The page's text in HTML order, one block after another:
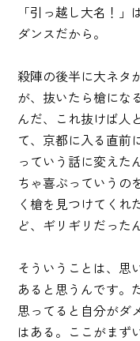
「引っ越し大名！」
ダンスだから。
殺陣の後半に大ネタ
が、抜いたら槍にな
んだ、これ抜けば人
て、京都に入る直前
っていう話に変えた
ちゃ喜ぶっていうの
く槍を見つけてくれ
ど、ギリギリだった
そういうことは、思
あると思うんです。
思ってると自分がダ
はある。ここがまず